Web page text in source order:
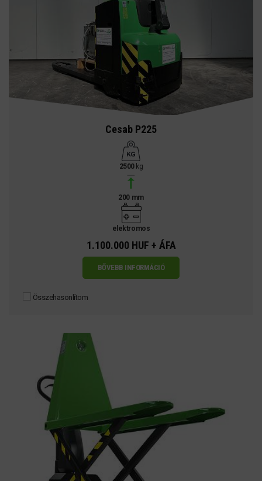
Cesab P225
2500kg
200 mm
elektromos
1.100.000 HUF + ÁFA
BŐVEBB INFORMÁCIÓ
Összehasonlítom